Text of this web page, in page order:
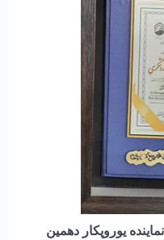
یوروپکار دهمین